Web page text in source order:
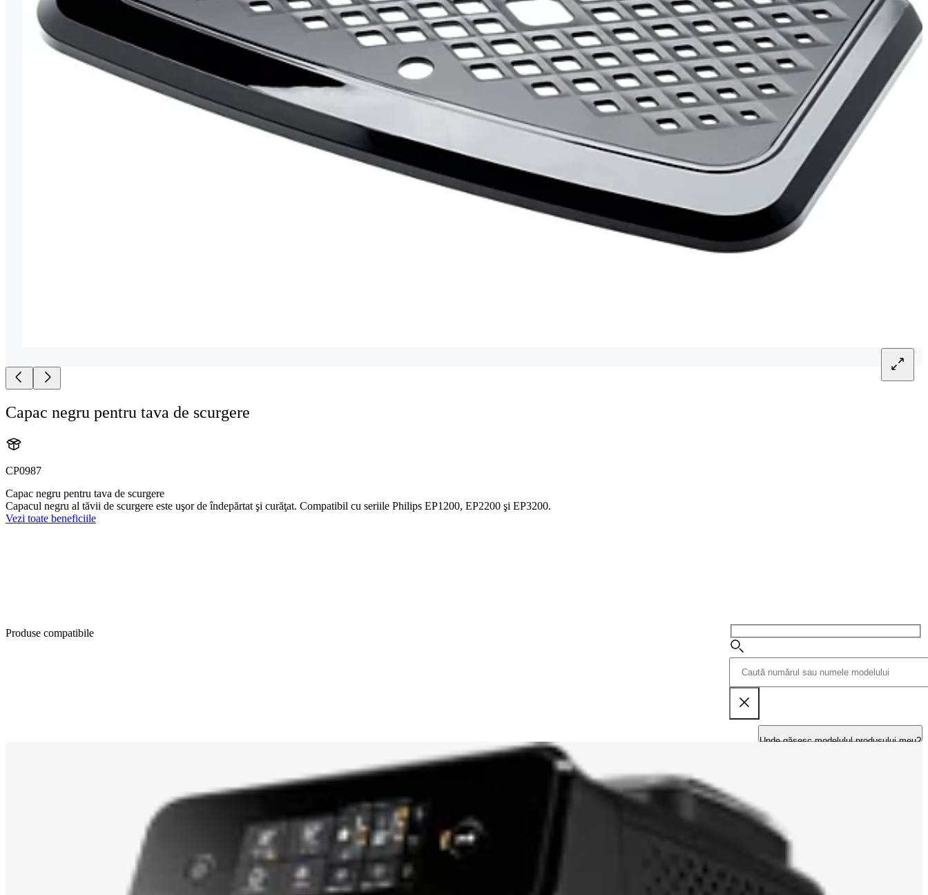
Capac negru pentru tava de scurgere
CP0987
Capac negru pentru tava de scurgere
Capacul negru al tăvii de scurgere este uşor de îndepărtat şi curăţat. Compatibil cu seriile Philips EP1200, EP2200 şi EP3200.
Vezi toate beneficiile
Produse compatibile
Unde găsesc modelulul produsului meu?